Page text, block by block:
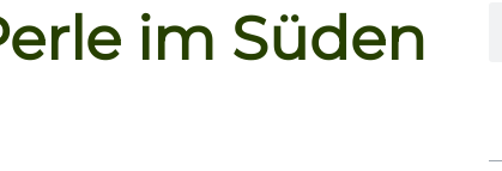
im Süden